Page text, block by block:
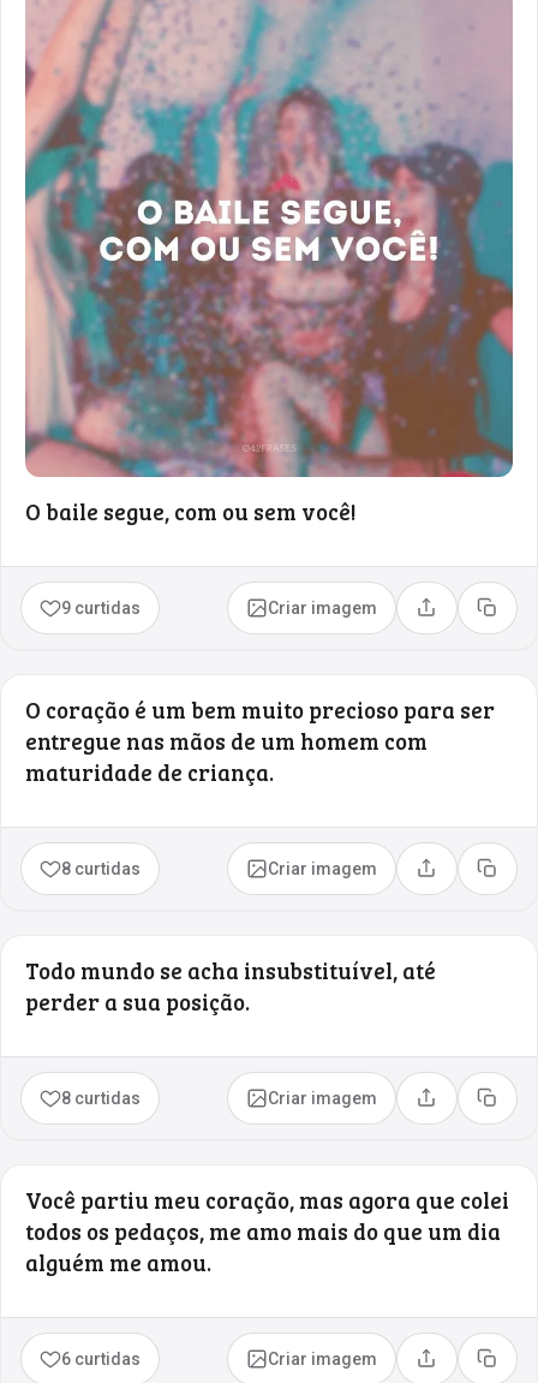
O baile segue, com ou sem você!
9 curtidas Criar imagem Compartilhar
Copiar
O coração é um bem muito precioso para ser
entregue nas mãos de um homem com
maturidade de criança.
8 curtidas Criar imagem Compartilhar
Copiar
Todo mundo se acha insubstituível, até
perder a sua posição.
8 curtidas Criar imagem Compartilhar
Copiar
Você partiu meu coração, mas agora que colei
todos os pedaços, me amo mais do que um dia
alguém me amou.
6 curtidas Criar imagem Compartilhar
Copiar